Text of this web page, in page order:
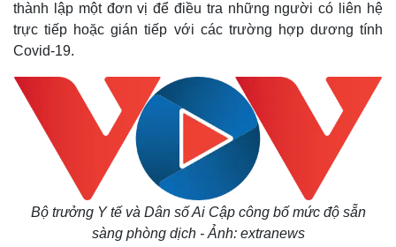
thành lập một đơn vị để điều tra những người có liên hệ
trực tiếp hoặc gián tiếp với các trường hợp dương tính
Covid-19.
Bộ trưởng Y tế và Dân số Ai Cập công bố mức độ sẵn
sàng phòng dịch - Ảnh: extranews